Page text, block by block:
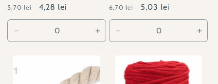
Preț
obișnuit
5,70 lei
Preț
redus
4,28 lei
cantitatea
310139-
4
Creșteți
cantitatea
310139-
4
Preț
obișnuit
6,70 lei
Preț
redus
5,03 lei
cantitatea
310164-